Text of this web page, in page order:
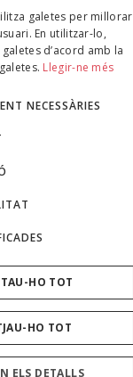
galetes per millorar
En utilitzar-lo,
d’acord amb la
Llegir-ne més
NECESSÀRIES
HO TOT
HO TOT
ELS DETALLS